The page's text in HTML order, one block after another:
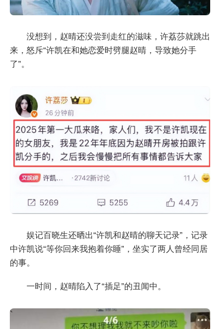
没想到，赵晴还没尝到走红的滋味，许荔莎就跳出
来，怒斥“许凯在和她恋爱时劈腿赵晴，导致她分手
了”。
娱记百晓生还晒出“许凯和赵晴的聊天记录”，记录
中许凯说“等你回来我抱着你睡”，坐实了两人曾经同居
的事。
一时间，赵晴陷入了“插足”的丑闻中。